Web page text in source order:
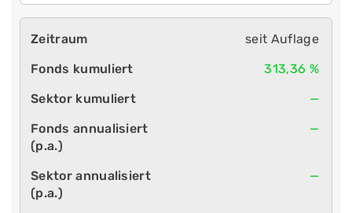
seit Auflage
313,36 %
—
—
—